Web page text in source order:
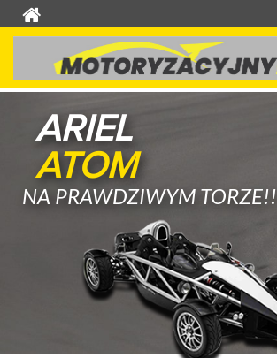
ARIEL
ATOM
NA PRAWDZIWYM TORZE!!